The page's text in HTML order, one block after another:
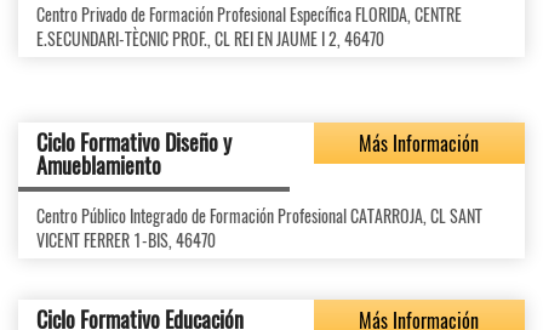
Centro Privado de Formación Profesional Específica FLORIDA, CENTRE
E.SECUNDARI-TÈCNIC PROF., CL REI EN JAUME I 2, 46470
Ciclo Formativo Diseño y
Amueblamiento
Más Información
Centro Público Integrado de Formación Profesional CATARROJA, CL SANT
VICENT FERRER 1-BIS, 46470
Ciclo Formativo Educación Más Información